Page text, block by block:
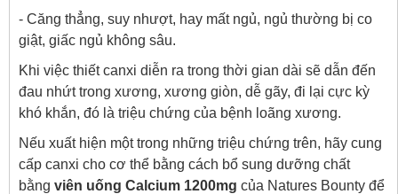
- Căng thẳng, suy nhượt, hay mất ngủ, ngủ thường bị co
giật, giấc ngủ không sâu.
Khi việc thiết canxi diễn ra trong thời gian dài sẽ dẫn đến
đau nhứt trong xương, xương giòn, dễ gãy, đi lại cực kỳ
khó khắn, đó là triệu chứng của bệnh loãng xương.
Nếu xuất hiện một trong những triệu chứng trên, hãy cung
cấp canxi cho cơ thể bằng cách bổ sung dưỡng chất
bằng viên uống Calcium 1200mg của Natures Bounty để